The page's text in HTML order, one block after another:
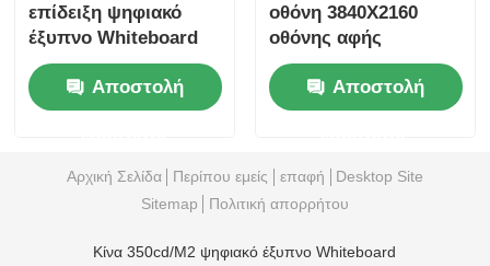
επίδειξη ψηφιακό
έξυπνο Whiteboard
86 ίντσας για τη
συνεδρίασηΑποστολή
οθόνη 3840X2160
οθόνης αφής
διασκέψεων 75
ίντσας Αποστολή
Αρχική Σελίδα Περίπου εμείς επαφή
Desktop Site
Sitemap
Πολιτική απορρήτου
Κίνα 350cd/M2 ψηφιακό έξυπνο Whiteboard